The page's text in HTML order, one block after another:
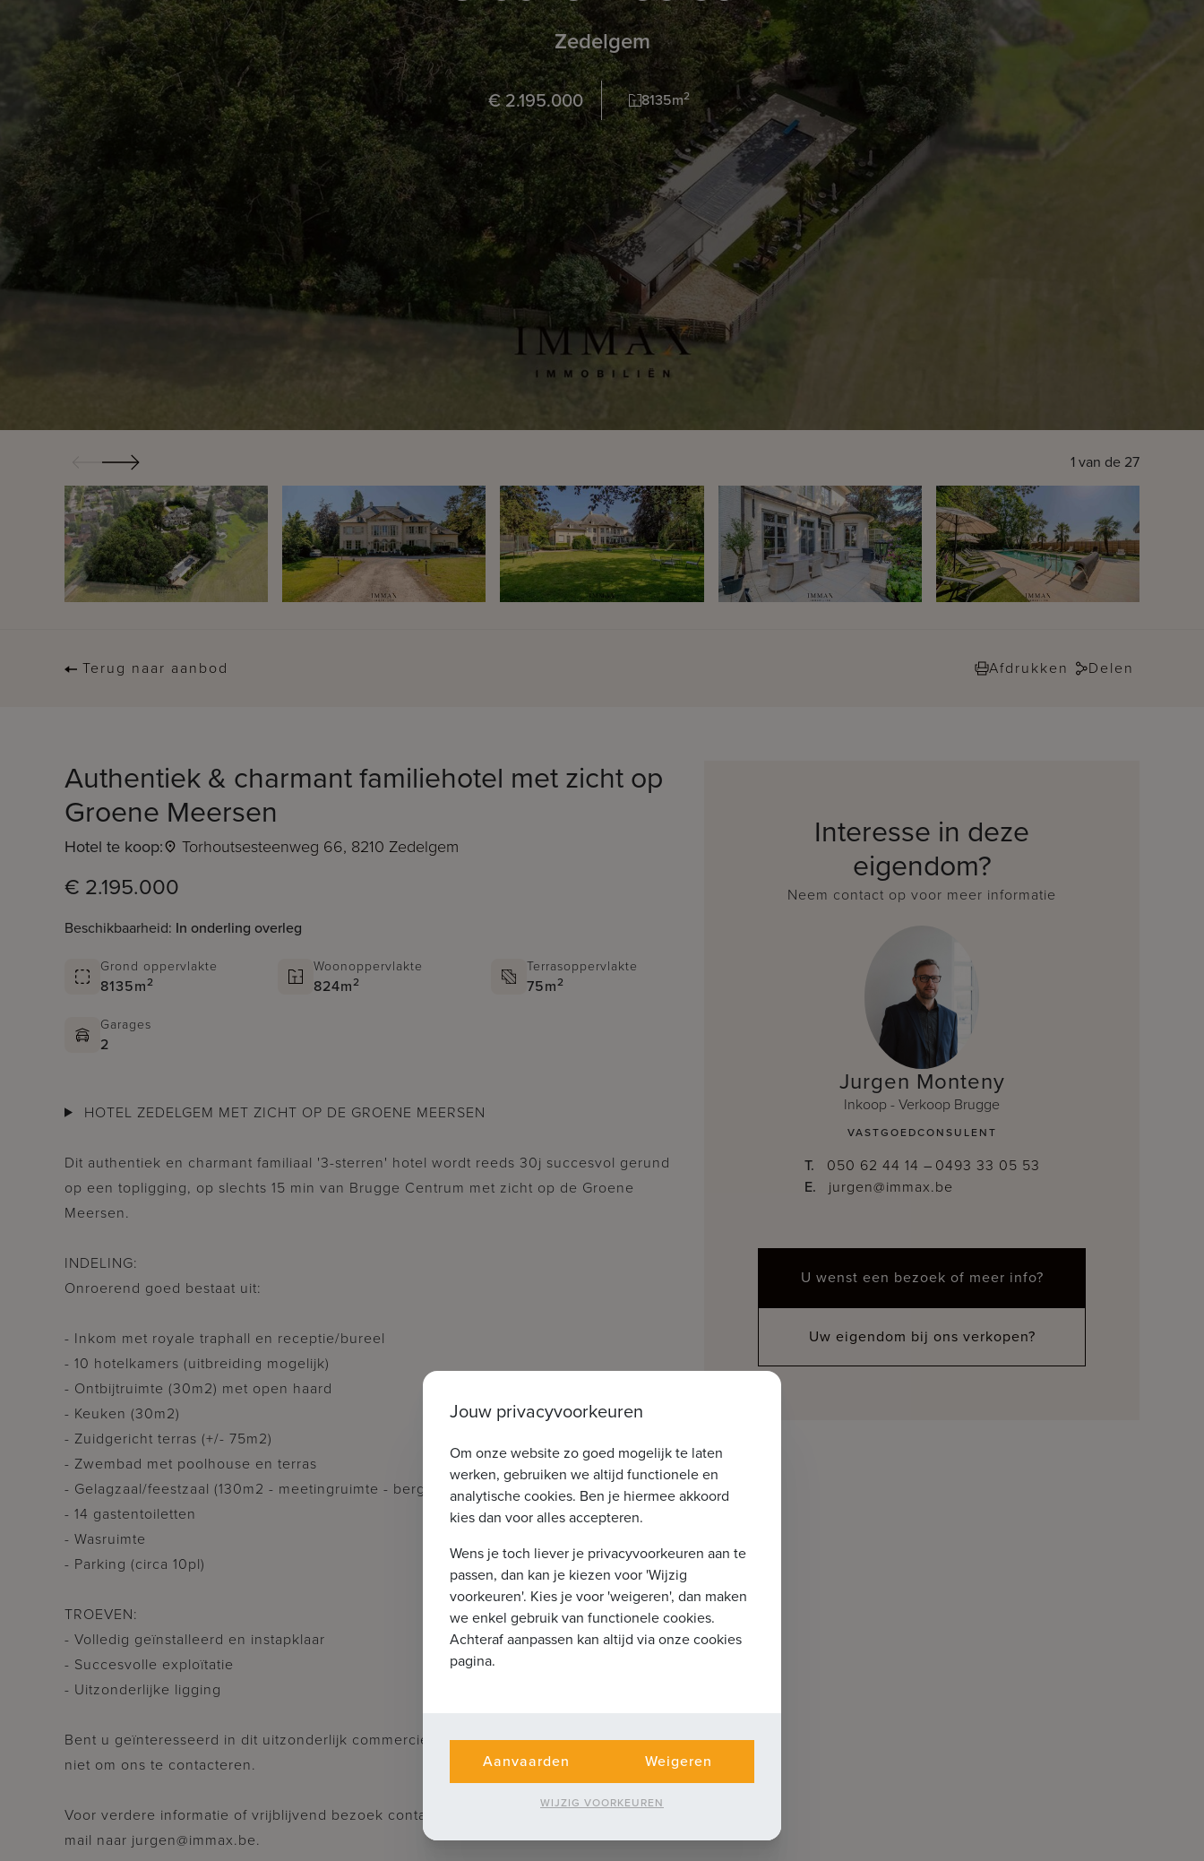
Zedelgem
€ 2.195.000 8135m2
1 van de 27
Terug naar aanbod Afdrukken Delen
Authentiek & charmant familiehotel met zicht op
Groene Meersen
Hotel te koop: Torhoutsesteenweg 66, 8210 Zedelgem
€ 2.195.000
Beschikbaarheid: In onderling overleg
Grond oppervlakte
8135m2
Woonoppervlakte
824m2
Terrasoppervlakte
75m2
Garages
2
HOTEL ZEDELGEM MET ZICHT OP DE GROENE MEERSEN
Dit authentiek en charmant familiaal '3-sterren' hotel wordt reeds 30j succesvol gerund
op een topligging, op slechts 15 min van Brugge Centrum met zicht op de Groene
Meersen.
INDELING:
Onroerend goed bestaat uit:
- Inkom met royale traphall en receptie/bureel
- 10 hotelkamers (uitbreiding mogelijk)
- Ontbijtruimte (30m2) met open haard
- Keuken (30m2)
- Zuidgericht terras (+/- 75m2)
- Zwembad met poolhouse en terras
- Gelagzaal/feestzaal (130m2 - meetingruimte - berging)
- 14 gastentoiletten
- Wasruimte
- Parking (circa 10pl)
TROEVEN:
- Volledig geïnstalleerd en instapklaar
- Succesvolle exploïtatie
- Uitzonderlijke ligging
Bent u geïnteresseerd in dit uitzonderlijk commercieel vastgoed te Brugge? Aarzel dan
niet om ons te contacteren.
Voor verdere informatie of vrijblijvend bezoek contacteer Jurgen op 0493 330 553 of
mail naar jurgen@immax.be.
Interesse in deze
eigendom?
Neem contact op voor meer informatie
Jurgen Monteny
Inkoop - Verkoop Brugge
VASTGOEDCONSULENT
T. 050 62 44 14 – 0493 33 05 53
E.
jurgen@immax.be
U wenst een bezoek of meer info?
Uw eigendom bij ons verkopen?
Jouw privacyvoorkeuren
Om onze website zo goed mogelijk te laten
werken, gebruiken we altijd functionele en
analytische cookies. Ben je hiermee akkoord
kies dan voor alles accepteren.
Wens je toch liever je privacyvoorkeuren aan te
passen, dan kan je kiezen voor 'Wijzig
voorkeuren'. Kies je voor 'weigeren', dan maken
we enkel gebruik van functionele cookies.
Achteraf aanpassen kan altijd via onze cookies
pagina.
Aanvaarden Weigeren
WIJZIG VOORKEUREN